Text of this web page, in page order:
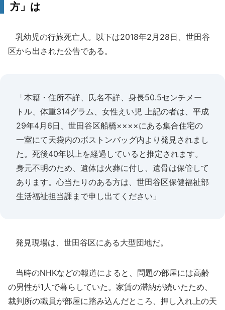
方」は
乳幼児の行旅死亡人。以下は2018年2月28日、世田谷
区から出された公告である。
「本籍・住所不詳、氏名不詳、身長50.5センチメー
トル、体重314グラム、女性えい児 上記の者は、平成
29年4月6日、世田谷区船橋××××にある集合住宅の
一室にて天袋内のボストンバッグ内より発見されまし
た。死後40年以上を経過していると推定されます。
身元不明のため、遺体は火葬に付し、遺骨は保管して
あります。心当たりのある方は、世田谷区保健福祉部
生活福祉担当課まで申し出てください」
発見現場は、世田谷区にある大型団地だ。
当時のNHKなどの報道によると、問題の部屋には高齢
の男性が1人で暮らしていた。家賃の滞納が続いたため、
裁判所の職員が部屋に踏み込んだところ、押し入れ上の天